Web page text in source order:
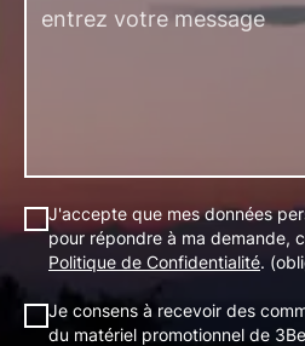
J'accepte que mes données
pour répondre à ma demande,
Politique de Confidentialité.
Je consens à recevoir des
du matériel promotionnel de